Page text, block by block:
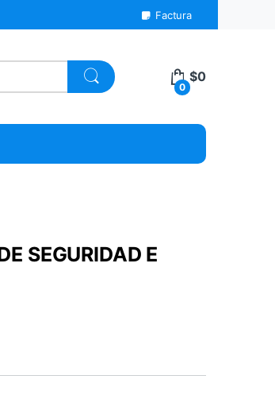
Factura
0
$0
SEGURIDAD E